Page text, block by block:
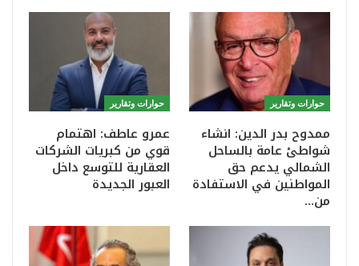
حوارات وتقارير
ممدوح بدر الدين: انشاء
شواطئ عامة بالساحل
الشمالي يدعم حق
المواطنين في الاستفادة
من…
حوارات وتقارير
عمرو عاطف: اهتمام
قوي من كبريات الشركات
العقارية للتوسع داخل
العبور الجديدة